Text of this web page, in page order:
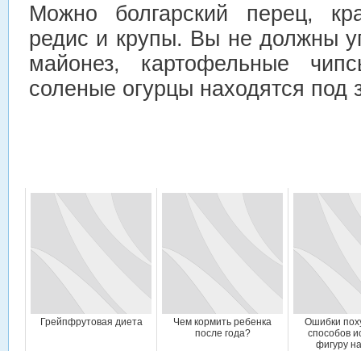
Можно болгарский перец,
редис и крупы. Вы не должны
майонез, картофельные
соленые огурцы находятся под
Грейпфрутовая диета
Чем кормить ребенка
после года?
Ошибки
способов
фигуру